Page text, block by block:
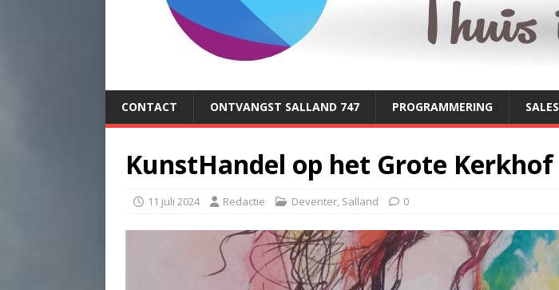
CONTACT ONTVANGST SALLAND 747 PROGRAMMERING SALES
KunstHandel op het Grote Kerkhof
11 juli 2024 Redactie Deventer, Salland 0